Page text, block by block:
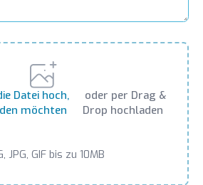
Datei hoch,
möchten
oder per Drag &
Drop hochladen
JPG, GIF bis zu 10MB